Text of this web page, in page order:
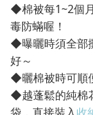
◆棉被每1~2個
毒防蟎喔！
◆曝曬時須全部
好～
◆曬棉被時可順
◆越蓬鬆的純棉